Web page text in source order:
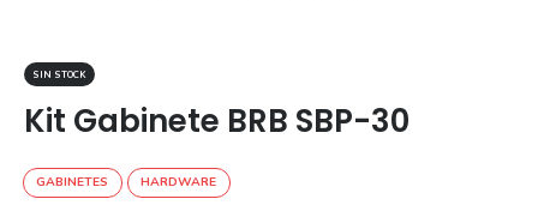
SIN STOCK
Kit Gabinete BRB SBP-30
GABINETES HARDWARE